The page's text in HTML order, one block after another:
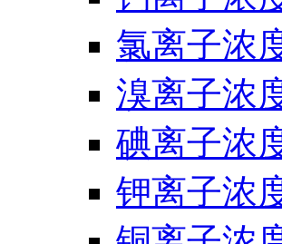
氯离子浓
溴离子浓
碘离子浓
钾离子浓